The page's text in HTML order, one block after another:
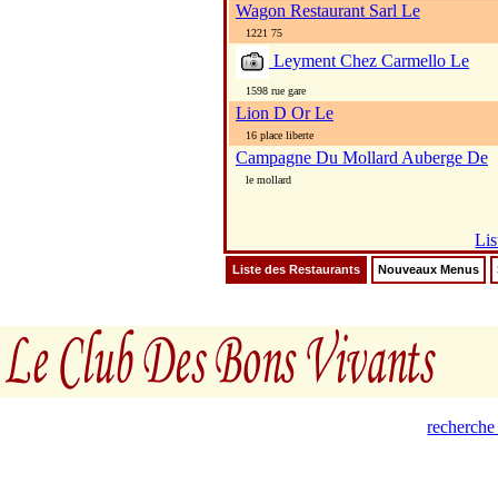
Wagon Restaurant Sarl Le
1221 75
Leyment Chez Carmello Le
1598 rue gare
Lion D Or Le
16 place liberte
Campagne Du Mollard Auberge De
le mollard
Liste des Restaurants Nouveaux Menus